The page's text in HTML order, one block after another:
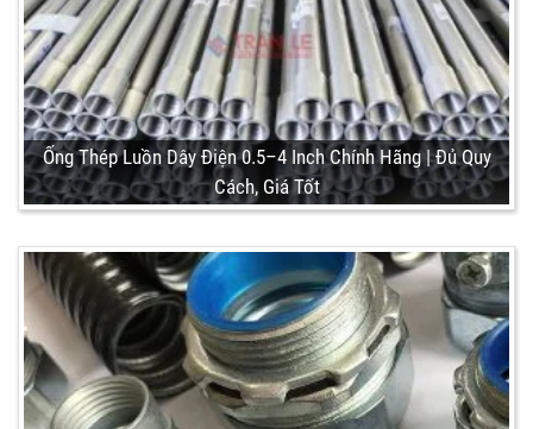
Ống Thép Luồn Dây Điện 0.5–4 Inch Chính Hãng | Đủ Quy
Cách, Giá Tốt